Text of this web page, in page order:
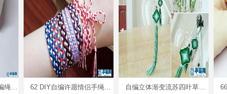
包心蛇结 零基础手工编绳入门 62 DIY自编许愿情侣手绳视频教程 自编立体渐变流苏四叶草小清新挂件编织视频教程